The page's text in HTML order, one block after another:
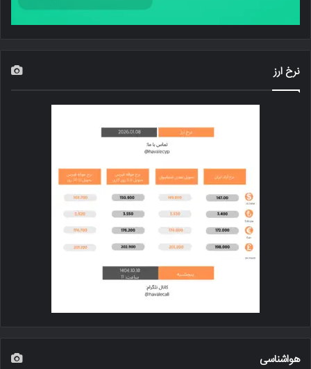
نرخ ارز
هواشناسی